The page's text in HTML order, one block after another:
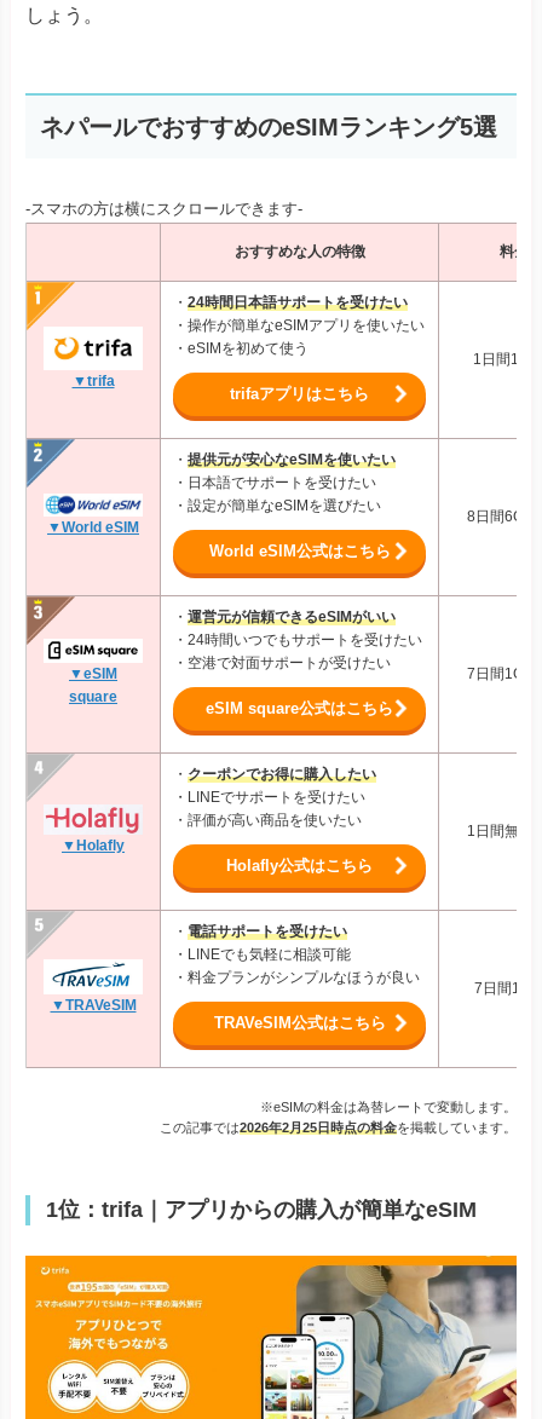
しょう。
ネパールでおすすめのeSIMランキング5選
-スマホの方は横にスクロールできます-
おすすめな人の特徴 料金
▼trifa
・ 24時間日本語サポートを受けたい
・操作が簡単なeSIMアプリを使いたい
・eSIMを初めて使う
trifaアプリはこちら
1日間
▼World eSIM
・ 提供元が安心なeSIMを使いたい
・日本語でサポートを受けたい
・設定が簡単なeSIMを選びたい
World eSIM公式はこちら
8日間
▼eSIM
square
・ 運営元が信頼できるeSIMがいい
・24時間いつでもサポートを受けたい
・空港で対面サポートが受けたい
eSIM square公式はこちら
7日間
▼Holafly
・ クーポンでお得に購入したい
・LINEでサポートを受けたい
・評価が高い商品を使いたい
Holafly公式はこちら
1日間無制
▼TRAVeSIM
・ 電話サポートを受けたい
・LINEでも気軽に相談可能
・料金プランがシンプルなほうが良い
TRAVeSIM公式はこちら
7日間
※eSIMの料金は為替レートで変動します。
この記事では2026年2月25日時点の料金を掲載しています。
1位：trifa｜アプリからの購入が簡単なeSIM